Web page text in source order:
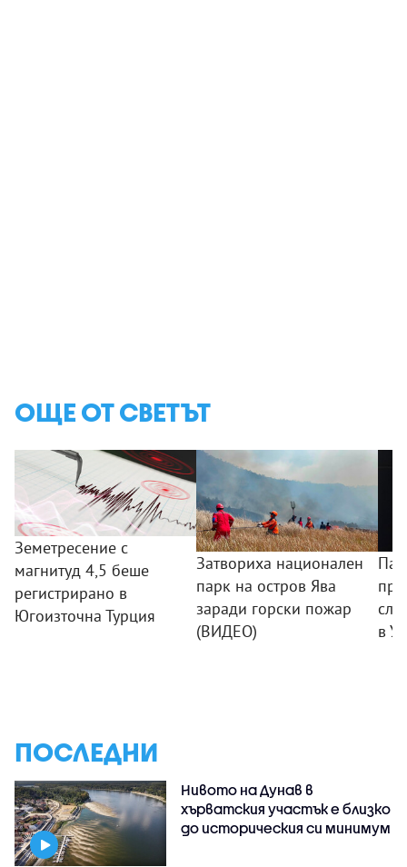
ОЩЕ ОТ СВЕТЪТ
Земетресение с
магнитуд 4,5 беше
регистрирано в
Югоизточна Турция
Затвориха национален
парк на остров Ява
заради горски пожар
(ВИДЕО)
в
ПОСЛЕДНИ
Нивото на Дунав в
хърватския участък е близко
до историческия си минимум